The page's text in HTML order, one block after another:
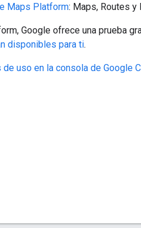
Maps Platform: Maps, Routes y
Google ofrece una prueba
disponibles para ti.
uso en la consola de Google